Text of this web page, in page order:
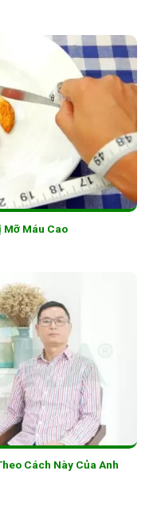
Mỡ Máu Cao
Cách Này Của Anh